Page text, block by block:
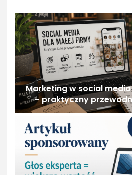
Marketing w social
– praktyczny